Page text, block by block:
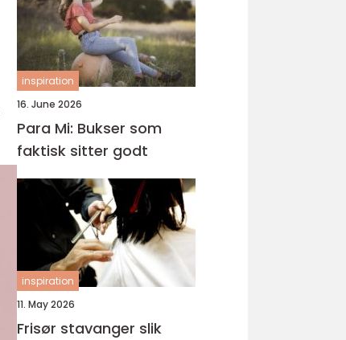
inspiration
16. June 2026
Para Mi: Bukser som
faktisk sitter godt
inspiration
11. May 2026
Frisør stavanger slik